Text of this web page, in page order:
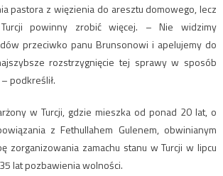
pastora z więzienia do aresztu domowego, lecz
powinny zrobić więcej. – Nie widzimy
przeciwko panu Brunsonowi i apelujemy do
rozstrzygnięcie tej sprawy w sposób
podkreślił.
w Turcji, gdzie mieszka od ponad 20 lat, o
z Fethullahem Gulenem, obwinianym
zorganizowania zamachu stanu w Turcji w lipcu
lat pozbawienia wolności.